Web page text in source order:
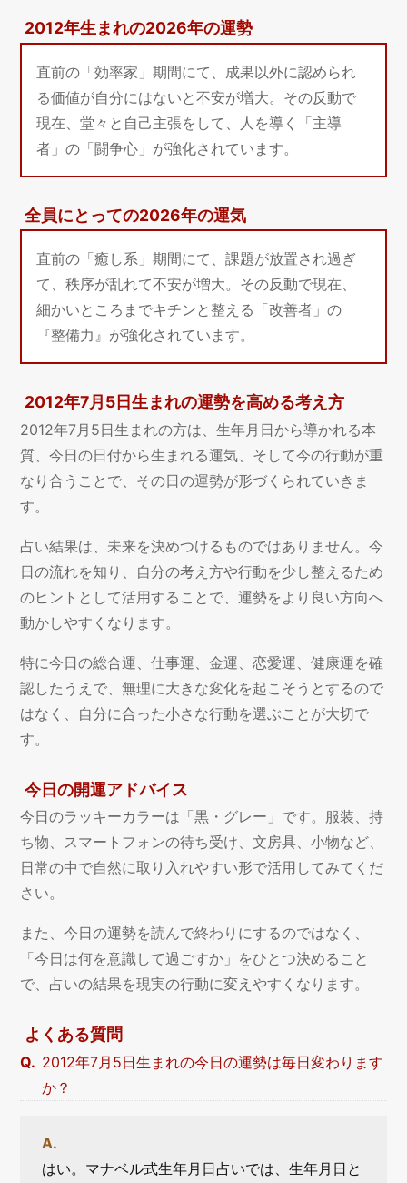
2012年生まれの2026年の運勢
直前の「効率家」期間にて、成果以外に認められ
る価値が自分にはないと不安が増大。その反動で
現在、堂々と自己主張をして、人を導く「主導
者」の「闘争心」が強化されています。
全員にとっての2026年の運気
直前の「癒し系」期間にて、課題が放置され過ぎ
て、秩序が乱れて不安が増大。その反動で現在、
細かいところまでキチンと整える「改善者」の
『整備力』が強化されています。
2012年7月5日生まれの運勢を高める考え方
2012年7月5日生まれの方は、生年月日から導かれる本
質、今日の日付から生まれる運気、そして今の行動が重
なり合うことで、その日の運勢が形づくられていきま
す。
占い結果は、未来を決めつけるものではありません。今
日の流れを知り、自分の考え方や行動を少し整えるため
のヒントとして活用することで、運勢をより良い方向へ
動かしやすくなります。
特に今日の総合運、仕事運、金運、恋愛運、健康運を確
認したうえで、無理に大きな変化を起こそうとするので
はなく、自分に合った小さな行動を選ぶことが大切で
す。
今日の開運アドバイス
今日のラッキーカラーは「黒・グレー」です。服装、持
ち物、スマートフォンの待ち受け、文房具、小物など、
日常の中で自然に取り入れやすい形で活用してみてくだ
さい。
また、今日の運勢を読んで終わりにするのではなく、
「今日は何を意識して過ごすか」をひとつ決めること
で、占いの結果を現実の行動に変えやすくなります。
よくある質問
2012年7月5日生まれの今日の運勢は毎日変わります
か？
はい。マナベル式生年月日占いでは、生年月日と